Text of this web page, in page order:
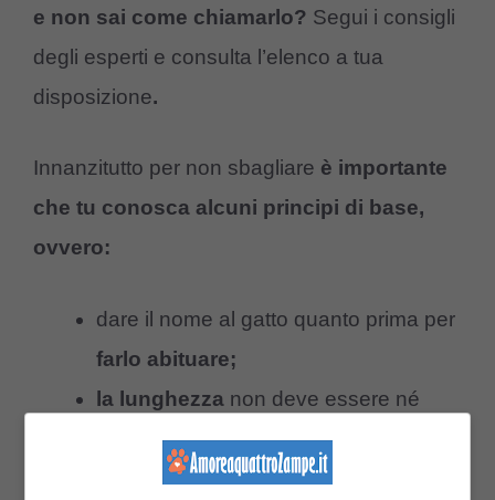
e non sai come chiamarlo? Segui i consigli
degli esperti e consulta l’elenco a tua
disposizione.
Innanzitutto per non sbagliare è importante
che tu conosca alcuni principi di base,
ovvero:
dare il nome al gatto quanto prima per
farlo abituare;
la lunghezza non deve essere né
troppo lungo né troppo corto;
non creare confusione,